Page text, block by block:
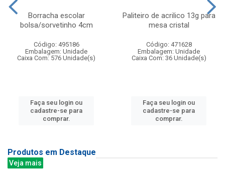
Borracha escolar
bolsa/sorvetinho 4cm
Código: 495186
Embalagem: Unidade
Caixa Com: 576 Unidade(s)
Faça seu login ou
cadastre-se para
comprar.
Paliteiro de acrilico 13g para
mesa cristal
Código: 471628
Embalagem: Unidade
Caixa Com: 36 Unidade(s)
Faça seu login ou
cadastre-se para
comprar.
Produtos em Destaque
Veja mais